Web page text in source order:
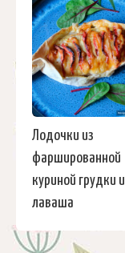
Лодочки из
фаршированной
куриной грудки и
лаваша